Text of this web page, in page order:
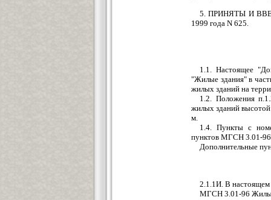
5. ПРИНЯТЫ И
1999 года N 625.
1.1. Настоящее
"Жилые здания" в
жилых зданий на
1.2. Положения
жилых зданий высотой
м.
1.4. Пункты с
пунктов МГСН 3.01-
Дополнительные
2.1.1И. В
МГСН 3.01-96